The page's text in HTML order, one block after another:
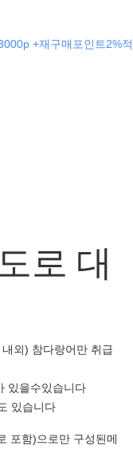
+재구매포인트2%적
로 대
외) 참다랑어만 취급
있을수있습니다
있습니다
포함)으로만 구성된메